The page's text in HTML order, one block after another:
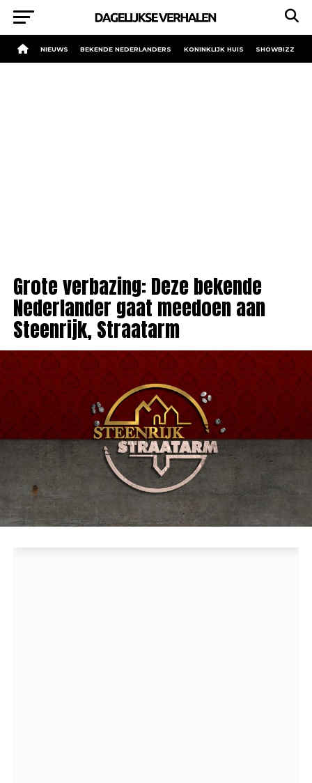
NIEUWS BEKENDE NEDERLANDERS KONINKLIJK HUIS SHOWBIZZ
Grote verbazing: Deze bekende
Nederlander gaat meedoen aan
Steenrijk, Straatarm